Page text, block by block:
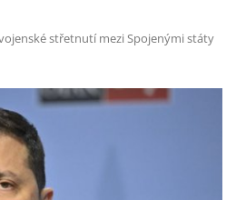
střetnutí mezi Spojenými státy